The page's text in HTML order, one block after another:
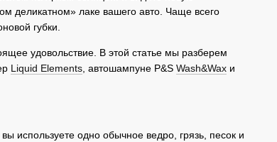
деликатном» лаке вашего авто. Чаще всего
губки.
удовольствие. В этой статье мы разберем
Liquid Elements, автошампуне P&S Wash&Wax и
используете одно обычное ведро, грязь, песок и